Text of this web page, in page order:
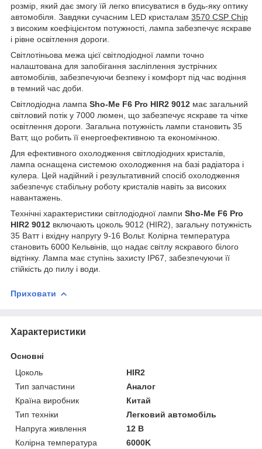
розмір, який дає змогу їй легко вписуватися в будь-яку оптику
автомобіля. Завдяки сучасним LED кристалам 3570 CSP Chip
з високим коефіцієнтом потужності, лампа забезпечує яскраве
і рівне освітлення дороги.
Світлотіньова межа цієї світлодіодної лампи точно
налаштована для запобігання засліплення зустрічних
автомобілів, забезпечуючи безпеку і комфорт під час водіння
в темний час доби.
Світлодіодна лампа Sho-Me F6 Pro HIR2 9012 має загальний
світловий потік у 7000 люмен, що забезпечує яскраве та чітке
освітлення дороги. Загальна потужність лампи становить 35
Ватт, що робить її енергоефективною та економічною.
Для ефективного охолодження світлодіодних кристалів,
лампа оснащена системою охолодження на базі радіатора і
кулера. Цей надійний і результативний спосіб охолодження
забезпечує стабільну роботу кристалів навіть за високих
навантажень.
Технічні характеристики світлодіодної лампи Sho-Me F6 Pro
HIR2 9012 включають цоколь 9012 (HIR2), загальну потужність
35 Ватт і вхідну напругу 9-16 Вольт. Колірна температура
становить 6000 Кельвінів, що надає світлу яскравого білого
відтінку. Лампа має ступінь захисту IP67, забезпечуючи її
стійкість до пилу і води.
Приховати
Характеристики
Основні
Цоколь
HIR2
Тип запчастини
Аналог
Країна виробник
Китай
Тип техніки
Легковий автомобіль
Напруга живлення
12 В
Колірна температура
6000K